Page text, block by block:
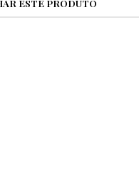
ESTE PRODUTO